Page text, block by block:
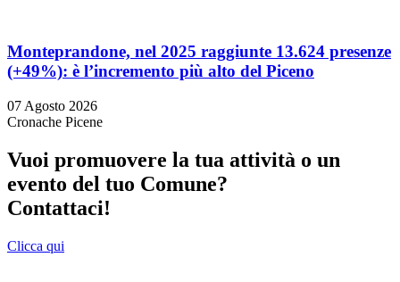
Monteprandone, nel 2025 raggiunte 13.624 presenze
(+49%): è l’incremento più alto del Piceno
07 Agosto 2026
Cronache Picene
Vuoi promuovere la tua attività o un
evento del tuo Comune?
Contattaci!
Clicca qui